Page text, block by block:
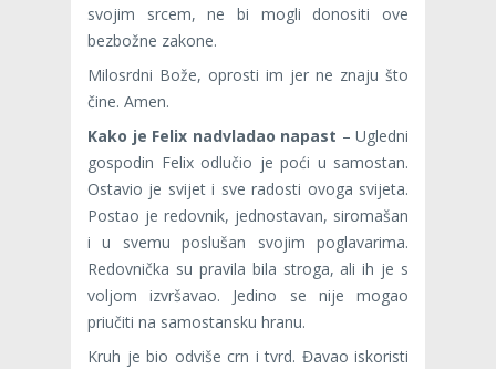
svojim srcem, ne bi mogli donositi ove
bezbožne zakone.
Milosrdni Bože, oprosti im jer ne znaju što
čine. Amen.
Kako je Felix nadvladao napast – Ugledni
gospodin Felix odlučio je poći u samostan.
Ostavio je svijet i sve radosti ovoga svijeta.
Postao je redovnik, jednostavan, siromašan
i u svemu poslušan svojim poglavarima.
Redovnička su pravila bila stroga, ali ih je s
voljom izvršavao. Jedino se nije mogao
priučiti na samostansku hranu.
Kruh je bio odviše crn i tvrd. Đavao iskoristi